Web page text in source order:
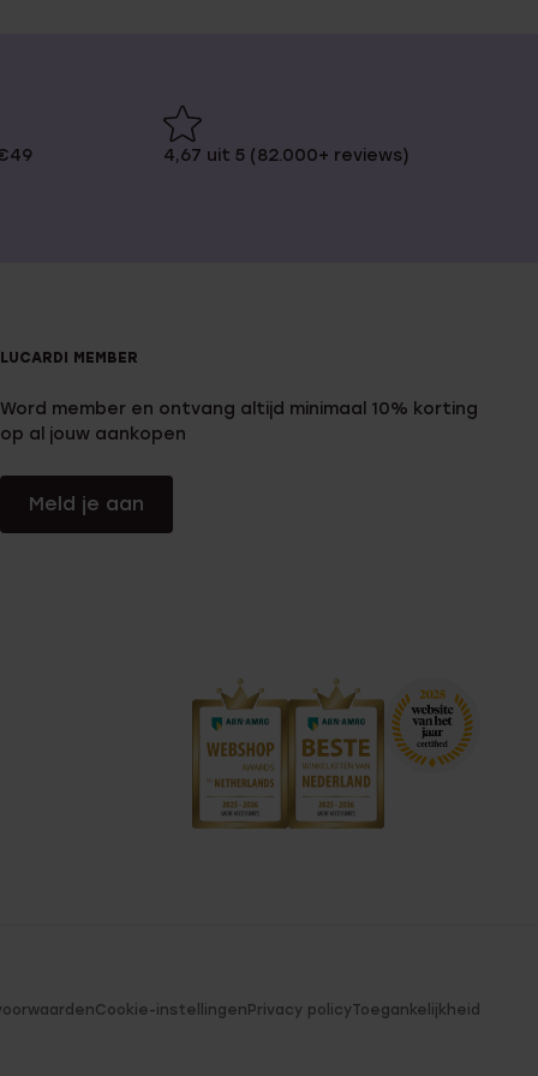
4,67 uit 5 (82.000+ reviews)
LUCARDI MEMBER
Word member en ontvang altijd minimaal 10% korting
op al jouw aankopen
Meld je aan
Cookie-instellingenPrivacy policyToegankelijkheid